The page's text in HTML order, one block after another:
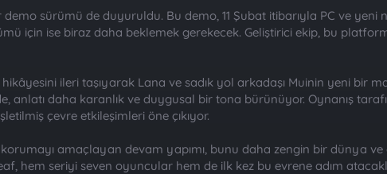
sürümü de duyuruldu. Bu demo, 11 Şubat itibarıyla PC ve yeni
için ise biraz daha beklemek gerekecek. Geliştirici ekip, bu
ileri taşıyarak Lana ve sadık yol arkadaşı Muinin yeni bir
anlatı daha karanlık ve duygusal bir tona bürünüyor. Oynanış
çevre etkileşimleri öne çıkıyor.
korumayı amaçlayan devam yapımı, bunu daha zengin bir dünya
hem seriyi seven oyuncular hem de ilk kez bu evrene adım